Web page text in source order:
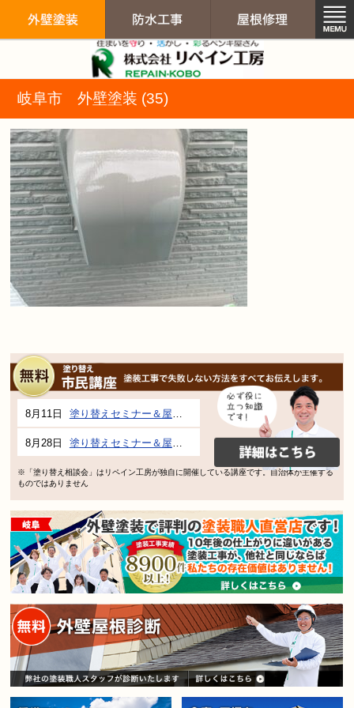
岐阜市 外壁塗装 (35)
8月11日 塗り替えセミナー＆屋根、外壁の塗り替え市民講座 inぎふメディアコスモス
8月28日 塗り替えセミナー＆屋根、外壁の塗り替え市民講座 inぎふメディアコスモス
※「塗り替え相談会」はリペイン工房が独自に開催している講座です。自治体が主催する
ものではありません